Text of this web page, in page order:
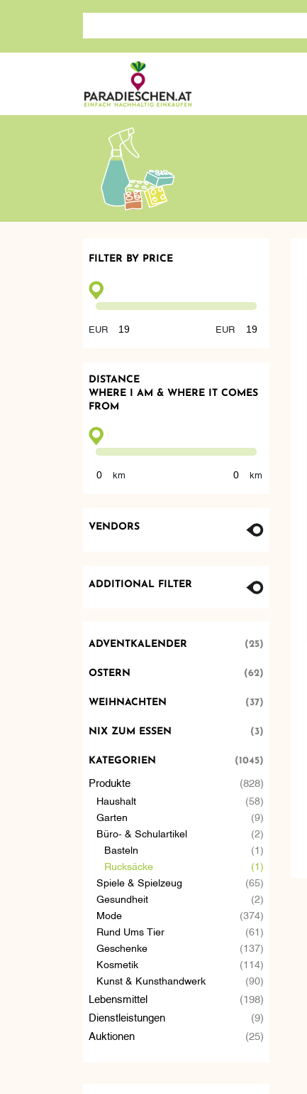
FILTER BY PRICE
DISTANCE
WHERE I AM & WHERE IT COMES
FROM
VENDORS
ADDITIONAL FILTER
ADVENTKALENDER (25)
OSTERN (62)
WEIHNACHTEN (37)
NIX ZUM ESSEN (3)
KATEGORIEN (1045)
Produkte (828)
Haushalt (58)
Garten (9)
Büro- & Schulartikel (2)
Basteln (1)
Rucksäcke (1)
Spiele & Spielzeug (65)
Gesundheit (2)
Mode (374)
Rund Ums Tier (61)
Geschenke (137)
Kosmetik (114)
Kunst & Kunsthandwerk (90)
Lebensmittel (198)
Dienstleistungen (9)
Auktionen (25)